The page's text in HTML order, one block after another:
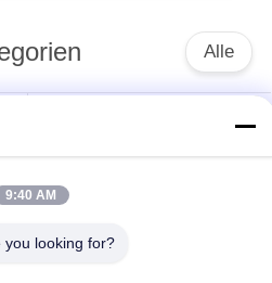
Alle
Suspendierungs-Teile
9:40 AM
you looking for?